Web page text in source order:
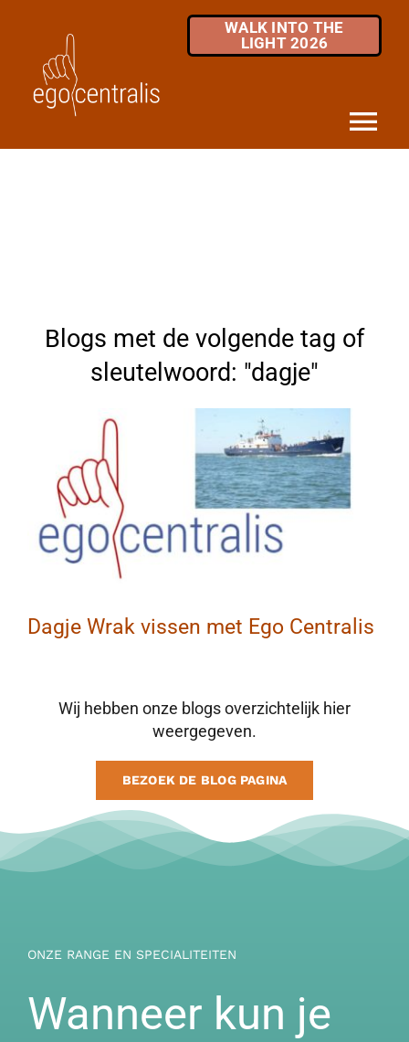
WALK INTO THE
LIGHT 2026
CONTACT
MAAK AFSPRAAK
Blogs met de volgende tag of
sleutelwoord: "dagje"
Dagje Wrak vissen met Ego Centralis
Wij hebben onze blogs overzichtelijk hier
weergegeven.
BEZOEK DE BLOG PAGINA
ONZE RANGE EN SPECIALITEITEN
Wanneer kun je